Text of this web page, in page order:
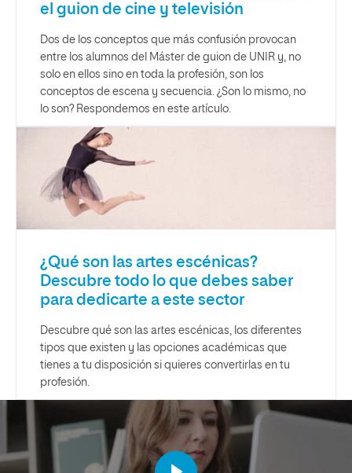
el guion de cine y televisión
Dos de los conceptos que más confusión provocan
entre los alumnos del Máster de guion de UNIR y, no
solo en ellos sino en toda la profesión, son los
conceptos de escena y secuencia. ¿Son lo mismo, no
lo son? Respondemos en este artículo.
¿Qué son las artes escénicas?
Descubre todo lo que debes saber
para dedicarte a este sector
Descubre qué son las artes escénicas, los diferentes
tipos que existen y las opciones académicas que
tienes a tu disposición si quieres convertirlas en tu
profesión.